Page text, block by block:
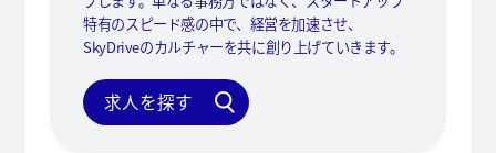
特有のスピード感の中で、経営を加速させ、
SkyDriveのカルチャーを共に創り上げていきます。
求人を探す